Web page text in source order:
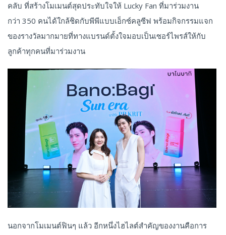
คลับ ที่สร้างโมเมนต์สุดประทับใจให้ Lucky Fan ที่มาร่วมงาน
กว่า 350 คนได้ใกล้ชิดกับพีพีแบบเอ็กซ์คลูซีฟ พร้อมกิจกรรมแจก
ของรางวัลมากมายที่ทางแบรนด์ตั้งใจมอบเป็นเซอร์ไพรส์ให้กับ
ลูกค้าทุกคนที่มาร่วมงาน
นอกจากโมเมนต์ฟินๆ แล้ว อีกหนึ่งไฮไลต์สำคัญของงานคือการ